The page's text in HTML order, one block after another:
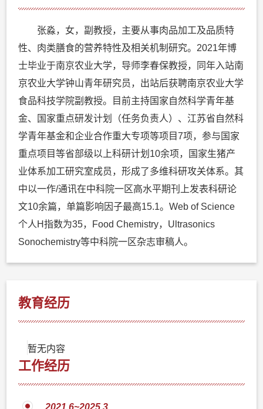
张淼，女，副教授，主要从事肉品加工及品质特
性、肉类膳食的营养特性及相关机制研究。2021年博
士毕业于南京农业大学，导师李春保教授，同年入站南
京农业大学钟山青年研究员，出站后获聘南京农业大学
食品科技学院副教授。目前主持国家自然科学青年基
金、国家重点研发计划（任务负责人）、江苏省自然科
学青年基金和企业合作重大专项等项目7项，参与国家
重点项目等省部级以上科研计划10余项，国家生猪产
业体系加工研究室成员，形成了多维科研攻关体系。其
中以一作/通讯在中科院一区高水平期刊上发表科研论
文10余篇，单篇影响因子最高15.1。Web of Science
个人H指数为35，Food Chemistry，Ultrasonics
Sonochemistry等中科院一区杂志审稿人。
教育经历
暂无内容
工作经历
2021.6~2025.3